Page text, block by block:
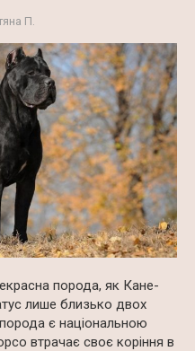
П.
порода, як Кане-
лише близько двох
є національною
втрачає своє коріння в